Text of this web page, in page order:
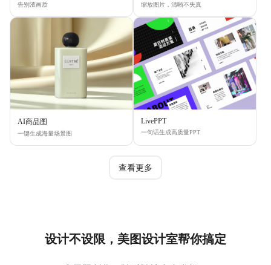
告别渣画质 缩放图片，清晰不失真
AI商品图
一键生成海量场景图
LivePPT
一句话生成高质量PPT
查看更多
设计不设限，美图设计室帮你搞定